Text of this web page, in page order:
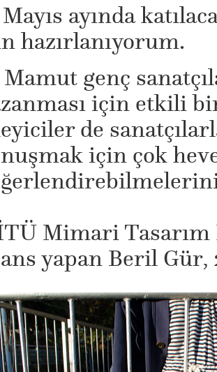
ayında
hazırlanıyorum.
genç
için etkili
de
için çok
Mimari Tasarım
yapan Beril Gür,